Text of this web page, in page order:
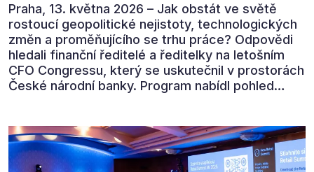
Praha, 13. května 2026 – Jak obstát ve světě
rostoucí geopolitické nejistoty, technologických
změn a proměňujícího se trhu práce? Odpovědi
hledali finanční ředitelé a ředitelky na letošním
CFO Congressu, který se uskutečnil v prostorách
České národní banky. Program nabídl pohled
automatizaci, leadership i budoucnost role CFO.